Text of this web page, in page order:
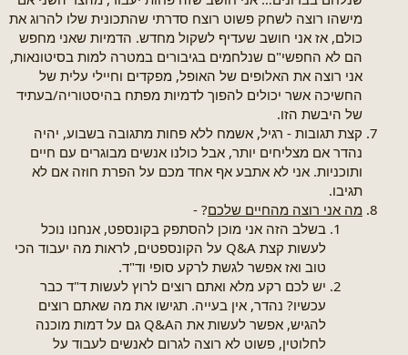
מישהו רוצה לשחק פשוט רוצח סדרתי שהתכונית שלו להרוג את
כולם, אז אני חושב שעדיף לשקול מחדש. הדמיות שאני מחפש
הם לא החפשי"ם שנלחמים בגיבורים במטרה למות בסיטונאות,
אני רוצה את האלופים של האופל, מפקדים וחיילי עלית של
החשיכה אשר יכולים להפוך לדמיות מפתח בהיסטוריה/בעתיד
של היבשת הזו.
קצת תגובות - רגיל, אשמח ללא פחות מתגובה בשבוע, יהיה
נהדר אם מצליחים יותר, אבל כולנו אנשים מבוגרים עם חיים
ותוכניות. אני לא אתבע אף אחד מכם על הפרת חוזה אם לא
תגיבו.
מה אני רוצה מהחיים שלכם? -
בשלב הזה אני מוכן להסתפק בקונספט, אנחנו נוכל
לעשות קצת Q&A על הקונספטים, לראות מה יעבוד הכי
טוב ואז אפשר לגשת לרקע סופי וד"ד.
יש לכם רקע מלא ואתם רוצים לרוץ לעשות ד"ד כבר
עכשיו? נהדר, אין בעייה. תגישו את מה שאתם רוצים
להגיש, אפשר לעשות את הQ&A גם על דמות מוכנה
לחלוטין, פשוט לא רוצה לגרום לאנשים לעבוד על